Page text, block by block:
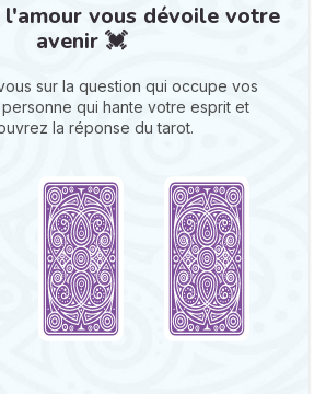
l'amour vous dévoile votre
avenir 💓
sur la question qui occupe vos
qui hante votre esprit et
la réponse du tarot.